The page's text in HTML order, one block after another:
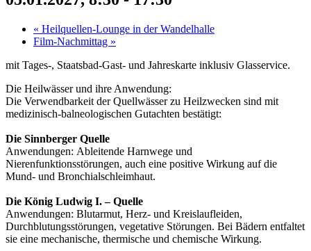
« Heilquellen-Lounge in der Wandelhalle
Film-Nachmittag »
mit Tages-, Staatsbad-Gast- und Jahreskarte inklusiv Glasservice.
Die Heilwässer und ihre Anwendung:
Die Verwendbarkeit der Quellwässer zu Heilzwecken sind mit
medizinisch-balneologischen Gutachten bestätigt:
Die Sinnberger Quelle
Anwendungen: Ableitende Harnwege und
Nierenfunktionsstörungen, auch eine positive Wirkung auf die
Mund- und Bronchialschleimhaut.
Die König Ludwig I. – Quelle
Anwendungen: Blutarmut, Herz- und Kreislaufleiden,
Durchblutungsstörungen, vegetative Störungen. Bei Bädern entfaltet
sie eine mechanische, thermische und chemische Wirkung.